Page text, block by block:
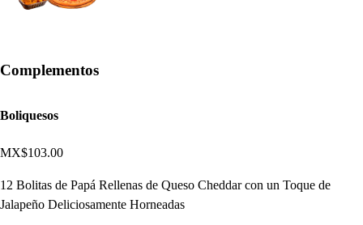
Complementos
Boliquesos
MX$103.00
12 Bolitas de Papá Rellenas de Queso Cheddar con un Toque de
Jalapeño Deliciosamente Horneadas